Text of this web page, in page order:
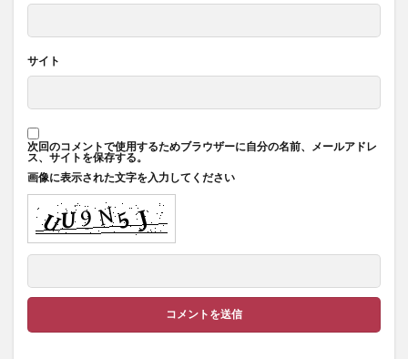
サイト
次回のコメントで使用するためブラウザーに自分の名前、メールアドレ
ス、サイトを保存する。
画像に表示された文字を入力してください